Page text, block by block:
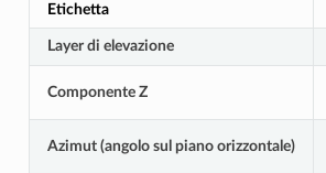
Etichetta
Layer di elevazione
Componente Z
Azimut (angolo sul piano orizzontale)